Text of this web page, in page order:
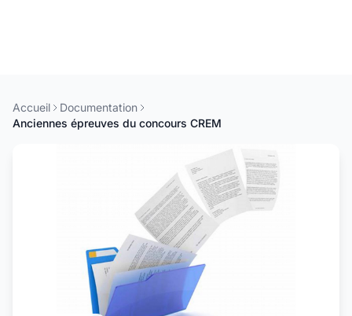
Accueil
Documentation
Anciennes épreuves du concours CREM